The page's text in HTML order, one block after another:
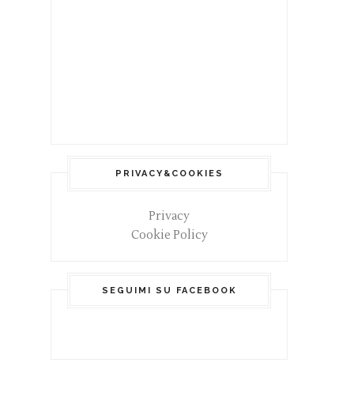
PRIVACY&COOKIES
Privacy
Cookie Policy
SEGUIMI SU FACEBOOK